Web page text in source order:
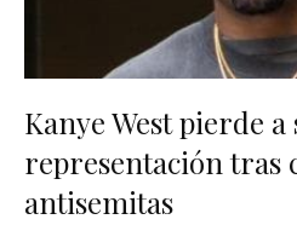
Kanye West pierde a
representación tras
antisemitas